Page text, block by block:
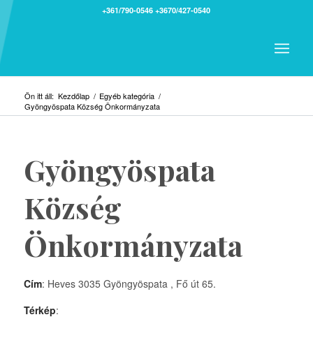
+361/790-0546 +3670/427-0540
Ön itt áll: Kezdőlap / Egyéb kategória /
Gyöngyöspata Község Önkormányzata
Gyöngyöspata
Község
Önkormányzata
Cím: Heves 3035 Gyöngyöspata , Fő út 65.
Térkép: